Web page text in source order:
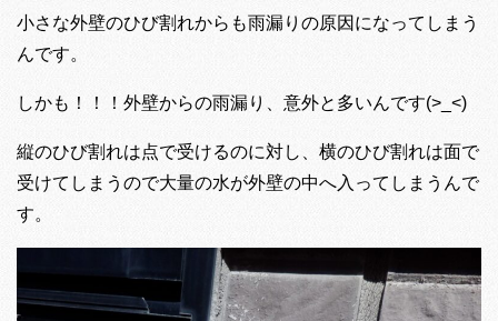
小さな外壁のひび割れからも雨漏りの原因になってしまう
んです。
しかも！！！外壁からの雨漏り、意外と多いんです(>_<)
縦のひび割れは点で受けるのに対し、横のひび割れは面で
受けてしまうので大量の水が外壁の中へ入ってしまうんで
す。